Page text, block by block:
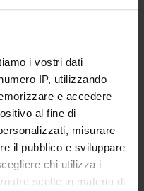
i vostri dati
IP, utilizzando
e accedere
al fine di
misurare
il pubblico e sviluppare
chi utilizza i
scelte in materia di